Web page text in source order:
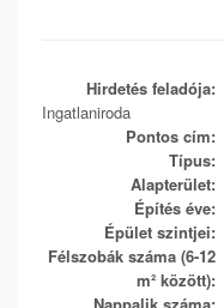
Hirdetés feladója:
Ingatlaniroda
Pontos cím:
Típus:
Alapterület:
Építés éve:
Épület szintjei:
Félszobák száma (6-12
m² között):